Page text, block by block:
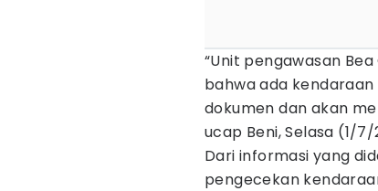
“Unit pengawasan
bahwa ada
dokumen dan akan
ucap Beni, Selasa (1/
Dari informasi yang
pengecekan